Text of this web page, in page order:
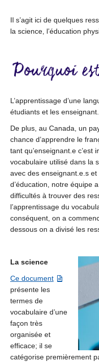
Il s’agit ici de quelques
la science, l’éducation
L’apprentissage d’une
étudiants et les
De plus, au Canada, un
chance d’apprendre le
tant qu’enseignant.e c’est
vocabulaire utilisé dans la
avec des enseignant.e.s
d’éducation, notre équipe
difficultés à trouver des
l’apprentissage du
conséquent, on a
dessous on a divisé les
La science
Ce document
présente les
termes de
vocabulaire d’une
façon très
organisée et
efficace; il se
catégorise premièrement